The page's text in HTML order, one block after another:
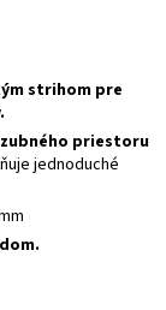
strihom pre
priestoru
jednoduché